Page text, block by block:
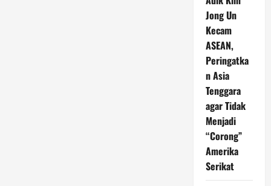
Jong Un
Kecam
ASEAN,
Peringatka
n Asia
Tenggara
agar Tidak
Menjadi
“Corong”
Amerika
Serikat